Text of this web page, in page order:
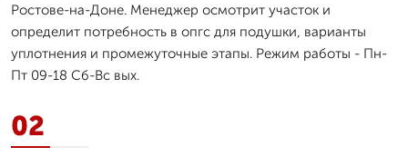
Ростове-на-Доне. Менеджер осмотрит участок и
определит потребность в опгс для подушки, варианты
уплотнения и промежуточные этапы. Режим работы - Пн-
Пт 09-18 Сб-Вс вых.
02